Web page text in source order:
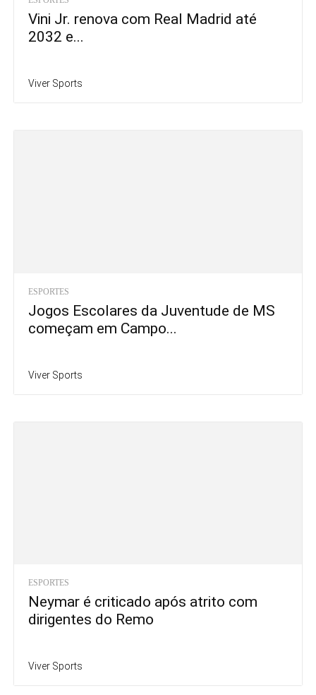
Vini Jr. renova com Real Madrid até
2032 e...
Viver Sports
ESPORTES
Jogos Escolares da Juventude de MS
começam em Campo...
Viver Sports
ESPORTES
Neymar é criticado após atrito com
dirigentes do Remo
Viver Sports